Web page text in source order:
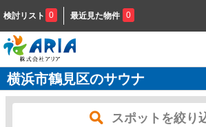
検討リスト 0 最近見た物件 0
横浜市鶴見区のサウナ
スポットを絞り